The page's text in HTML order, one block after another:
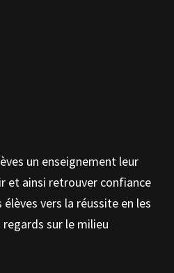
un enseignement leur
et ainsi retrouver confiance
vers la réussite en les
sur le milieu